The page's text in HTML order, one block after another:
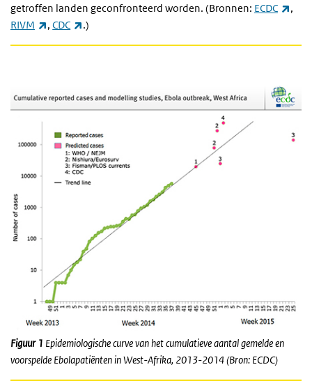
getroffen landen geconfronteerd worden. (Bronnen: ECDC
,
RIVM
(externe link)
,CDC (externe link)
.)
Figuur 1 Epidemiologische curve van het cumulatieve aantal gemelde en
voorspelde Ebolapatiënten in West-Afrika, 2013-2014 (Bron: ECDC)